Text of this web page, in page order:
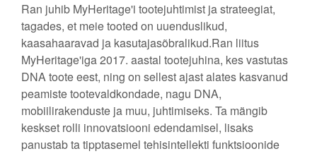
Ran juhib MyHeritage'i tootejuhtimist ja strateegiat,
tagades, et meie tooted on uuenduslikud,
kaasahaaravad ja kasutajasõbralikud.Ran liitus
MyHeritage'iga 2017. aastal tootejuhina, kes vastutas
DNA toote eest, ning on sellest ajast alates kasvanud
peamiste tootevaldkondade, nagu DNA,
mobiilirakenduste ja muu, juhtimiseks. Ta mängib
keskset rolli innovatsiooni edendamisel, lisaks
panustab ta tipptasemel tehisintellekti funktsioonide